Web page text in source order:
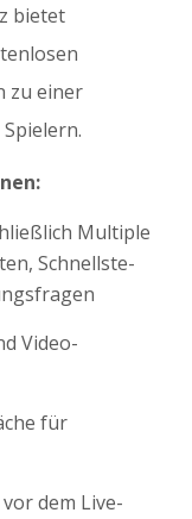
bietet
zu einer
Multiple
Schnellste-
Video-
für
dem Live-